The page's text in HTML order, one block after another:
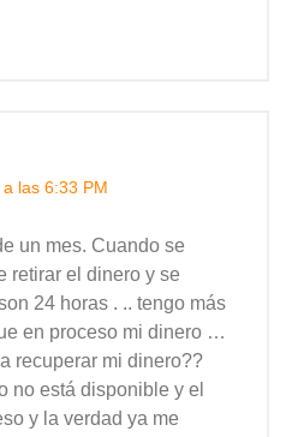
las 6:33 PM
un mes. Cuando se
retirar el dinero y se
24 horas . .. tengo más
en proceso mi dinero …
recuperar mi dinero??
no está disponible y el
y la verdad ya me